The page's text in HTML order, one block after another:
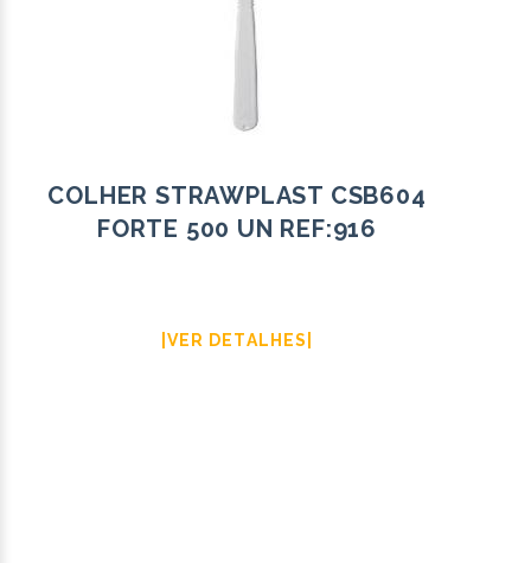
COLHER STRAWPLAST CSB604
FORTE 500 UN REF:916
|VER DETALHES|